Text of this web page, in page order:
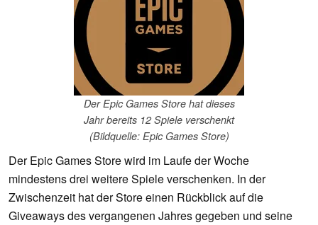
Der Epic Games Store hat dieses
Jahr bereits 12 Spiele verschenkt
(Bildquelle: Epic Games Store)
Der Epic Games Store wird im Laufe der Woche
mindestens drei weitere Spiele verschenken. In der
Zwischenzeit hat der Store einen Rückblick auf die
Giveaways des vergangenen Jahres gegeben und seine